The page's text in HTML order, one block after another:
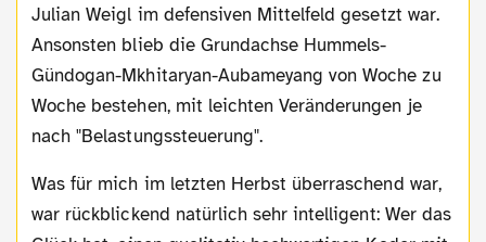
Julian Weigl im defensiven Mittelfeld gesetzt war.
Ansonsten blieb die Grundachse Hummels-
Gündogan-Mkhitaryan-Aubameyang von Woche zu
Woche bestehen, mit leichten Veränderungen je
nach "Belastungssteuerung".
Was für mich im letzten Herbst überraschend war,
war rückblickend natürlich sehr intelligent: Wer das